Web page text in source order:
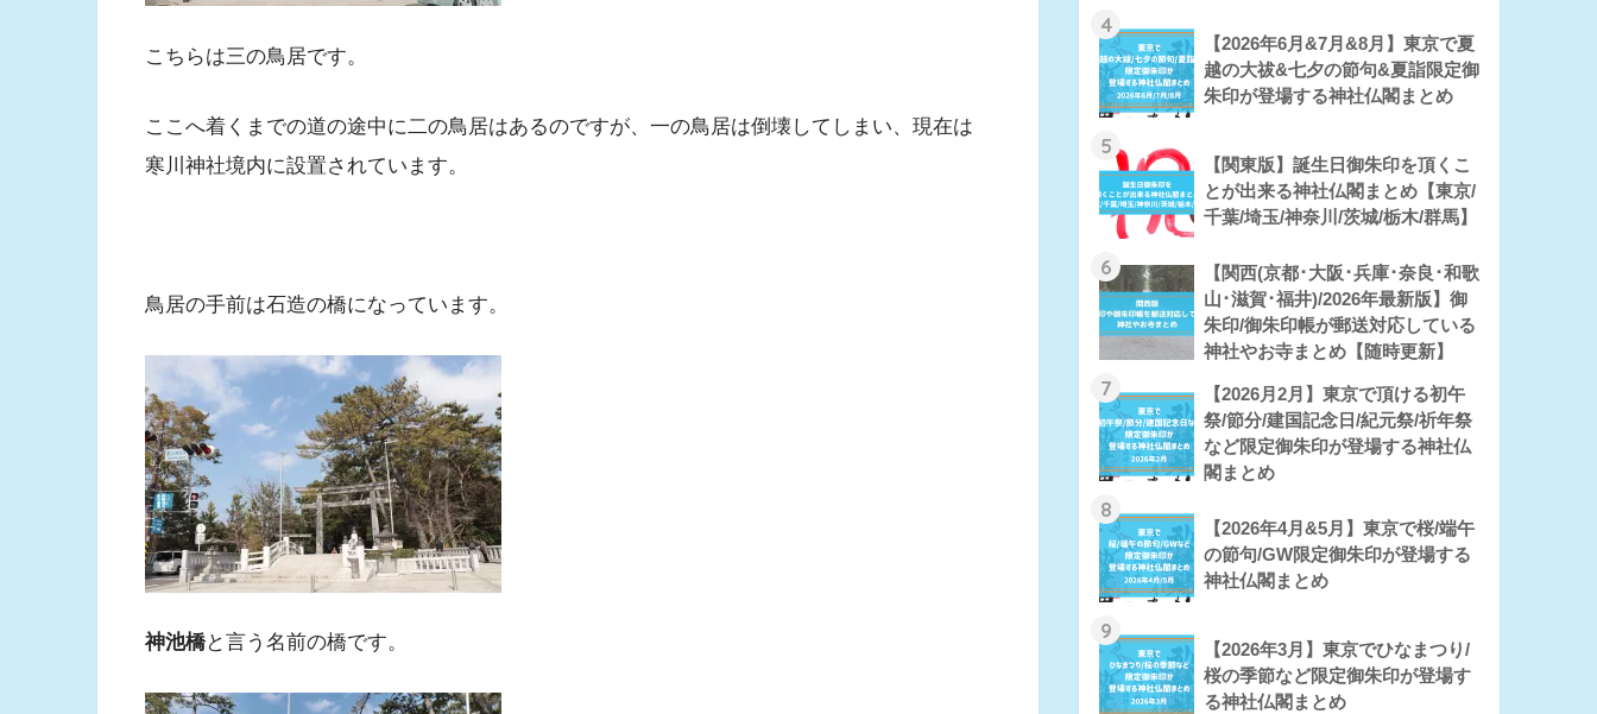
こちらは三の鳥居です。
ここへ着くまでの道の途中に二の鳥居はあるのですが、一の鳥居は倒壊してしまい、現在は
寒川神社境内に設置されています。
鳥居の手前は石造の橋になっています。
神池橋と言う名前の橋です。
4
【2026年6月&7月&8月】東京で夏
越の大祓&七夕の節句&夏詣限定御
朱印が登場する神社仏閣まとめ
5
【関東版】誕生日御朱印を頂くこ
とが出来る神社仏閣まとめ【東京/
千葉/埼玉/神奈川/茨城/栃木/群馬】
6
【関西(京都･大阪･兵庫･奈良･和歌
山･滋賀･福井)/2026年最新版】御
朱印/御朱印帳が郵送対応している
神社やお寺まとめ【随時更新】
7
【2026月2月】東京で頂ける初午
祭/節分/建国記念日/紀元祭/祈年祭
など限定御朱印が登場する神社仏
閣まとめ
8
【2026年4月&5月】東京で桜/端午
の節句/GW限定御朱印が登場する
神社仏閣まとめ
9
【2026年3月】東京でひなまつり/
桜の季節など限定御朱印が登場す
る神社仏閣まとめ